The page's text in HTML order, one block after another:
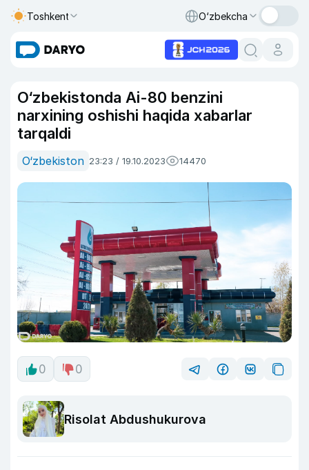
Toshkent O‘zbekcha
O‘zbekistonda Ai-80 benzini
narxining oshishi haqida xabarlar
tarqaldi
O‘zbekiston 23:23 / 19.10.2023 14470
0 0
Risolat Abdushukurova